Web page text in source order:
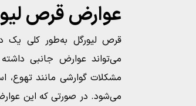
عوارض قرص
قرص لیورگل به‌طور کلی یک
می‌تواند عوارض جانبی
مشکلات گوارشی مانند تهوع،
می‌شود. در صورتی که این